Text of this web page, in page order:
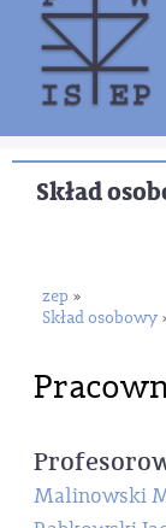
Skład
zep »
Skład osobowy
Malinowski